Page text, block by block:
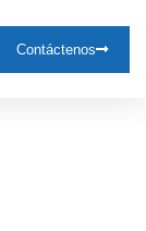
Contáctenos